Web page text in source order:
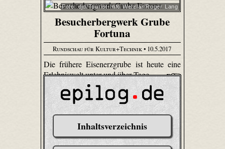
Foto: djd/Tourist-Info Wetzlar/Roger Lang
Besucherbergwerk Grube
Fortuna
Rundschau für Kultur+Technik• 10.5.2017
Die frühere Eisenerzgrube ist heute eine
Erlebniswelt unter und über Tage.
Inhaltsverzeichnis